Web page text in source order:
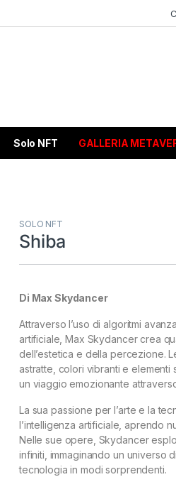
Solo NFT GALLERIA
SOLO NFT
Shiba
Di Max Skydancer
Attraverso l’uso di algoritmi
artificiale, Max Skydancer crea
dell’estetica e della percezione.
astratte, colori vibranti e elementi
un viaggio emozionante
La sua passione per l’arte e la
l’intelligenza artificiale, aprendo
Nelle sue opere, Skydancer
infiniti, immaginando un universo
tecnologia in modi sorprendenti.